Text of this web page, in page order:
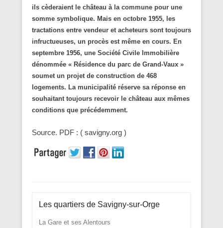
ils cèderaient le château à la commune pour une
somme symbolique. Mais en octobre 1955, les
tractations entre vendeur et acheteurs sont toujours
infructueuses, un procès est même en cours. En
septembre 1956, une Société Civile Immobilière
dénommée « Résidence du parc de Grand-Vaux »
soumet un projet de construction de 468
logements. La municipalité réserve sa réponse en
souhaitant toujours recevoir le château aux mêmes
conditions que précédemment.
Source. PDF : ( savigny.org )
Les quartiers de Savigny-sur-Orge
La Gare et ses Alentours